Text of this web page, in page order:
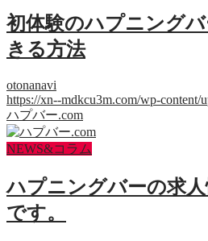
初体験のハプニング
きる方法
otonanavi
https://xn--mdkcu3m.com/wp-content/
ハプバー.com
NEWS&コラム
ハプニングバーの求
です。